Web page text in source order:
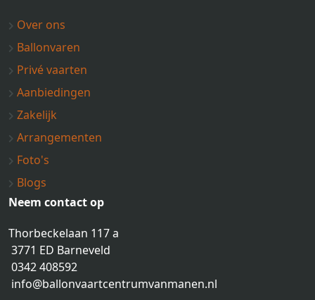
Over ons
Ballonvaren
Privé vaarten
Aanbiedingen
Zakelijk
Arrangementen
Foto's
Blogs
Neem contact op
Thorbeckelaan 117 a
3771 ED Barneveld
0342 408592
info@ballonvaartcentrumvanmanen.nl